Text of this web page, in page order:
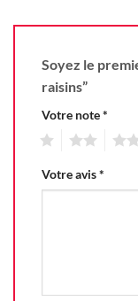
Soyez le
raisins”
Votre note*
Votre avis*